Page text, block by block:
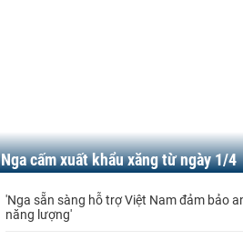
Nga cấm xuất khẩu xăng từ ngày 1/4
'Nga sẵn sàng hỗ trợ Việt Nam đảm bảo
năng lượng'